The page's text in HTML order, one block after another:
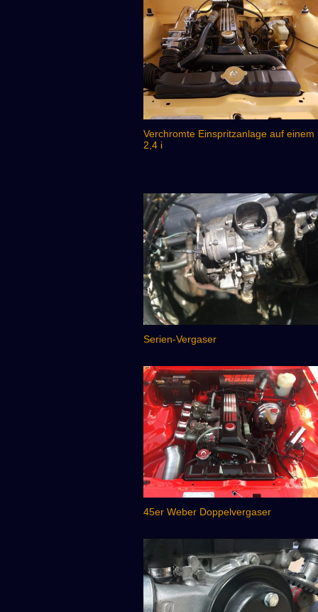
Verchromte Einspritzanlage auf einem
2,4 i
Serien-Vergaser
45er Weber Doppelvergaser